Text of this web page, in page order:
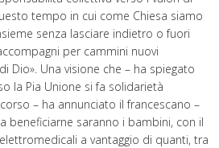
tempo in cui come Chiesa siamo
senza lasciare indietro o fuori
per cammini nuovi
Dio». Una visione che – ha spiegato
la Pia Unione si fa solidarietà
– ha annunciato il francescano –
beneficiarne saranno i bambini, con il
a vantaggio di quanti, tra